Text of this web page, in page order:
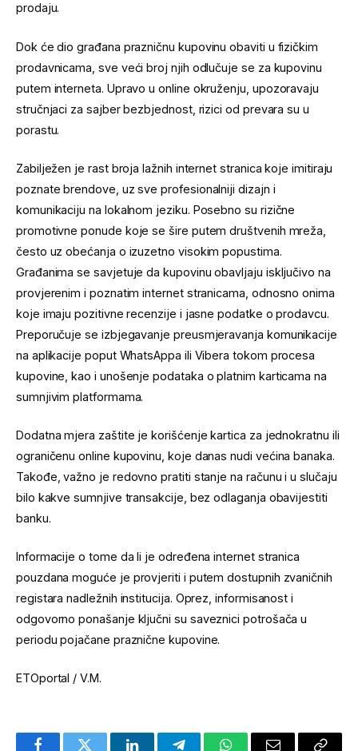
prodaju.
Dok će dio građana prazničnu kupovinu obaviti u fizičkim
prodavnicama, sve veći broj njih odlučuje se za kupovinu
putem interneta. Upravo u online okruženju, upozoravaju
stručnjaci za sajber bezbjednost, rizici od prevara su u
porastu.
Zabilježen je rast broja lažnih internet stranica koje imitiraju
poznate brendove, uz sve profesionalniji dizajn i
komunikaciju na lokalnom jeziku. Posebno su rizične
promotivne ponude koje se šire putem društvenih mreža,
često uz obećanja o izuzetno visokim popustima.
Građanima se savjetuje da kupovinu obavljaju isključivo na
provjerenim i poznatim internet stranicama, odnosno onima
koje imaju pozitivne recenzije i jasne podatke o prodavcu.
Preporučuje se izbjegavanje preusmjeravanja komunikacije
na aplikacije poput WhatsAppa ili Vibera tokom procesa
kupovine, kao i unošenje podataka o platnim karticama na
sumnjivim platformama.
Dodatna mjera zaštite je korišćenje kartica za jednokratnu ili
ograničenu online kupovinu, koje danas nudi većina banaka.
Takođe, važno je redovno pratiti stanje na računu i u slučaju
bilo kakve sumnjive transakcije, bez odlaganja obavijestiti
banku.
Informacije o tome da li je određena internet stranica
pouzdana moguće je provjeriti i putem dostupnih zvaničnih
registara nadležnih institucija. Oprez, informisanost i
odgovorno ponašanje ključni su saveznici potrošača u
periodu pojačane praznične kupovine.
ETOportal / V.M.